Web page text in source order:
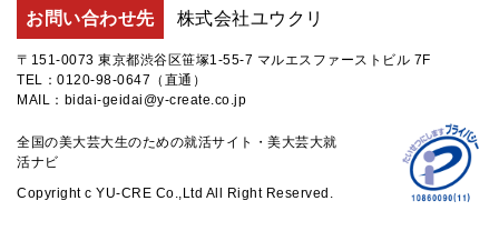
お問い合わせ先 株式会社ユウクリ
〒151-0073 東京都渋谷区笹塚1-55-7 マルエスファーストビル 7F
TEL：0120-98-0647（直通）
MAIL：bidai-geidai@y-create.co.jp
全国の美大芸大生のための就活サイト・美大芸大就
活ナビ
Copyright c YU-CRE Co.,Ltd All Right Reserved.